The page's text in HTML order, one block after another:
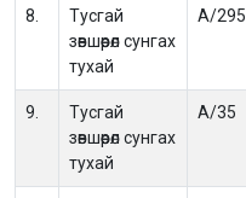
8.
Тусгай
зөвшөөрөл сунгах
тухай
А/295
9.
Тусгай
зөвшөөрөл сунгах
тухай
А/35